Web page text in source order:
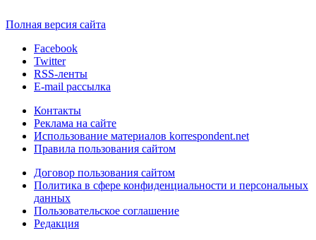
Полная версия сайта
Facebook
Twitter
RSS-ленты
E-mail рассылка
Контакты
Реклама на сайте
Использование материалов korrespondent.net
Правила пользования сайтом
Договор пользования сайтом
Политика в сфере конфиденциальности и персональных
данных
Пользовательское соглашение
Редакция